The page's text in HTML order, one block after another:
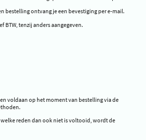
bestelling ontvang je een bevestiging per e-mail.
BTW, tenzij anders aangegeven.
voldaan op het moment van bestelling via de
reden dan ook niet is voltooid, wordt de